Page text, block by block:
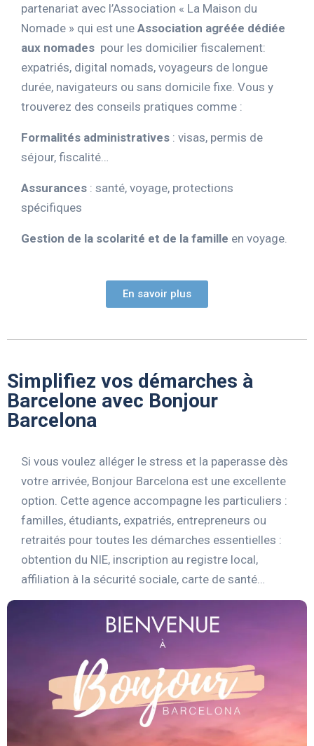
partenariat avec l’Association « La Maison du
Nomade » qui est une Association agréée dédiée
aux nomades pour les domicilier fiscalement:
expatriés, digital nomads, voyageurs de longue
durée, navigateurs ou sans domicile fixe. Vous y
trouverez des conseils pratiques comme :
Formalités administratives : visas, permis de
séjour, fiscalité…
Assurances : santé, voyage, protections
spécifiques
Gestion de la scolarité et de la famille en voyage.
En savoir plus
Simplifiez vos démarches à
Barcelone avec Bonjour
Barcelona
Si vous voulez alléger le stress et la paperasse dès
votre arrivée, Bonjour Barcelona est une excellente
option. Cette agence accompagne les particuliers :
familles, étudiants, expatriés, entrepreneurs ou
retraités pour toutes les démarches essentielles :
obtention du NIE, inscription au registre local,
affiliation à la sécurité sociale, carte de santé…